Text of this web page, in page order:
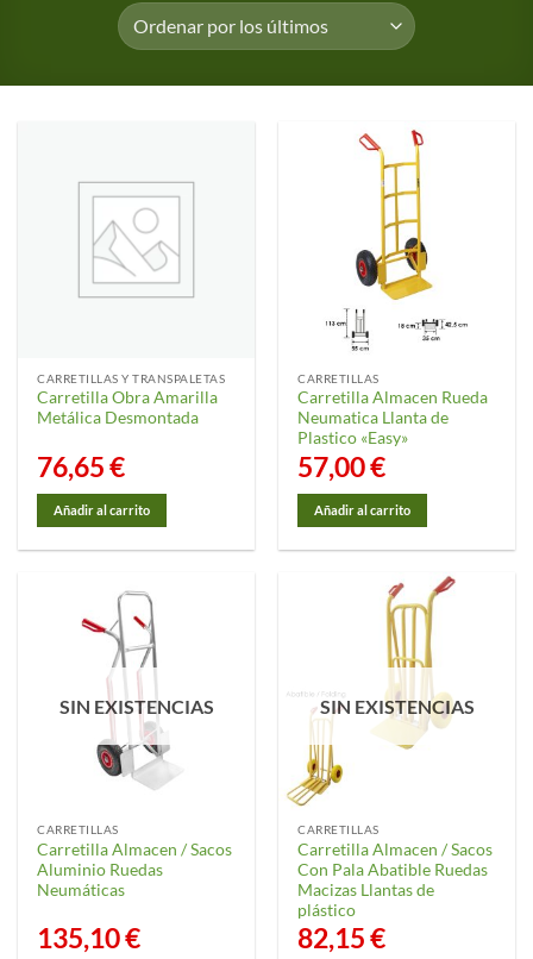
CARRETILLAS Y TRANSPALETAS
Carretilla Obra Amarilla
Metálica Desmontada
76,65€
Añadir al carrito
CARRETILLAS
Carretilla Almacen Rueda
Neumatica Llanta de
Plastico «Easy»
57,00€
Añadir al carrito
SIN EXISTENCIAS
CARRETILLAS
Carretilla Almacen / Sacos
Aluminio Ruedas
Neumáticas
135,10€
SIN EXISTENCIAS
CARRETILLAS
Carretilla Almacen / Sacos
Con Pala Abatible Ruedas
Macizas Llantas de
plástico
82,15€